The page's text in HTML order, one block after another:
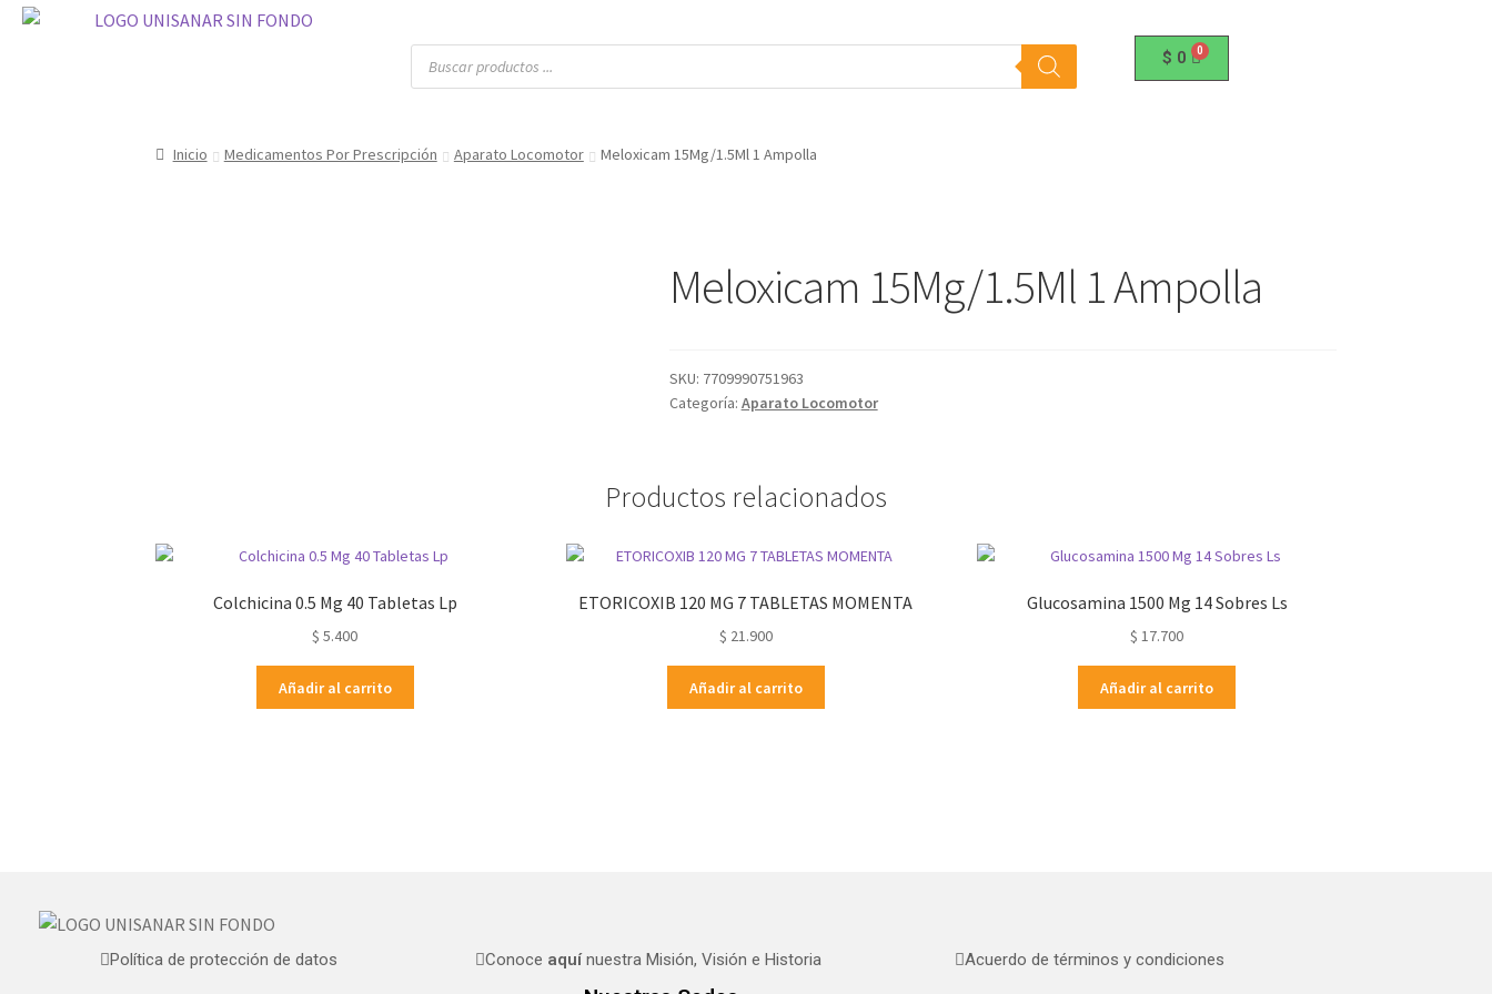
$ 0
Inicio Medicamentos Por Prescripción Aparato Locomotor Meloxicam 15Mg/1.5Ml 1 Ampolla
Meloxicam 15Mg/1.5Ml 1 Ampolla
SKU: 7709990751963
Categoría: Aparato Locomotor
Productos relacionados
Colchicina 0.5 Mg 40 Tabletas Lp
$ 5.400
Añadir al carrito
ETORICOXIB 120 MG 7 TABLETAS MOMENTA
$ 21.900
Añadir al carrito
Glucosamina 1500 Mg 14 Sobres Ls
$ 17.700
Añadir al carrito
Política de protección de datos Conoce aquínuestra Misión, Visión e Historia Acuerdo de términos y condiciones